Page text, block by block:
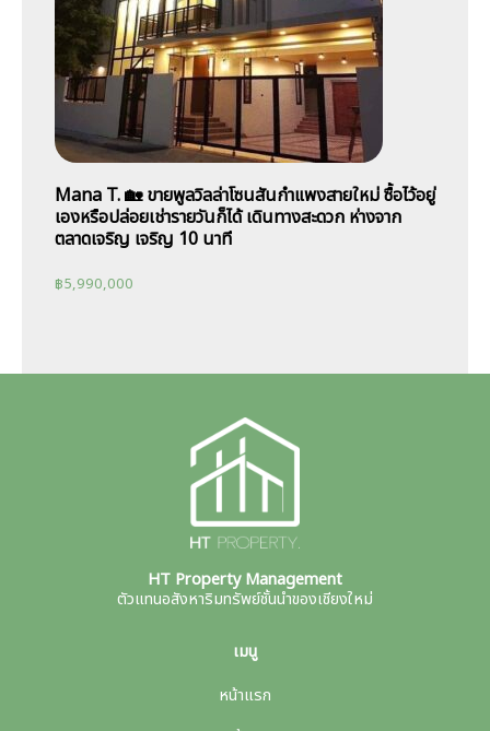
Mana T. 🏡 ขายพูลวิลล่าโซนสันกำแพงสายใหม่ ซื้อไว้อยู่
เองหรือปล่อยเช่ารายวันก็ได้ เดินทางสะดวก ห่างจาก
ตลาดเจริญ เจริญ 10 นาที
฿5,990,000
HT Property Management
ตัวแทนอสังหาริมทรัพย์ชั้นนำของเชียงใหม่
เมนู
หน้าแรก